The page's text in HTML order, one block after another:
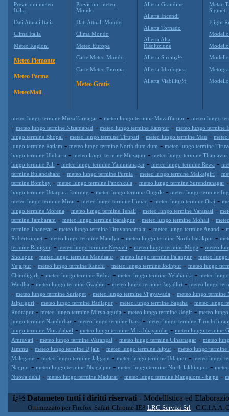
Previsioni meteo
Italia
Dati Attuali Italia
Clima Italia
Meteo Regioni
Meteo Piemonte
Meteo Parma
MeteoMail
Previsioni meteo
Mondo
Dati Attuali Mondo
Clima Mondo
Meteo Europa
Carte Meteo Mondo
Carte Meteo Europa
Meteo Gratis
Allerta Grandine
Allerta Incendi
Allerta Tornado
Allerta Alta
Risoluzione
Allerta Siccitï¿½
Allerta Idrologica
Allerta Viabilitï¿½
Metar-
Sigmet
Flight
Modello
meteo lungo termine Muzaffarnagar - meteo lungo termine Muzaffarpur - meteo lungo
- meteo lungo termine Nizamabad - meteo lungo termine Rampur - meteo lungo termine
lungo termine Bhopal - meteo lungo termine Tirupati - meteo lungo termine Mau -
lungo termine Ratlam - meteo lungo termine North dum dum - meteo lungo termine
lungo termine Ulubaria - meteo lungo termine Mirzapur - meteo lungo termine Thanjavur
lungo termine Pali - meteo lungo termine Yamunanagar - meteo lungo termine Rewa -
termine Bulandshahr - meteo lungo termine Purnia - meteo lungo termine Malkajgiri -
termine Bombay - meteo lungo termine Panchkula - meteo lungo termine Surendranagar
lungo termine Uttarpara-kotrung - meteo lungo termine Ongole - meteo lungo termine
meteo lungo termine Mirat - meteo lungo termine Unnao - meteo lungo termine Orai -
lungo termine Morena - meteo lungo termine Tenali - meteo lungo termine Varanasi -
termine Tambaram - meteo lungo termine Barakpur - meteo lungo termine Mohali -
termine Thanesar - meteo lungo termine Tiruvannamalai - meteo lungo termine Anand -
Robertsonpet - meteo lungo termine Mandya - meteo lungo termine North barakpur -
termine Raniganj - meteo lungo termine Neyveli - meteo lungo termine Moga - meteo
Sholapur - meteo lungo termine Mandsaur - meteo lungo termine Palanpur - meteo
Vejalpur - meteo lungo termine Ranchi - meteo lungo termine Jodhpur - meteo lungo
Chandigarh - meteo lungo termine Rishra - meteo lungo termine Yelahanka - meteo
Wardha - meteo lungo termine Gwalior - meteo lungo termine Jagadhri - meteo lungo
- meteo lungo termine Suriapet - meteo lungo termine Vijayawada - meteo lungo termine
Jalpaiguri - meteo lungo termine Badlapur - meteo lungo termine Bagaha - meteo lungo
Rudrapur - meteo lungo termine Miryalaguda - meteo lungo termine Udgir - meteo
lungo termine Nandurbar - meteo lungo termine Itarsi - meteo lungo termine
lungo termine Moradabad - meteo lungo termine Mira bhayandar - meteo lungo termine
Amravati - meteo lungo termine Warangal - meteo lungo termine Ulhasnagar - meteo
Jammu - meteo lungo termine Ujjain - meteo lungo termine Jaipur - meteo lungo termine
Malegaon - meteo lungo termine Jalgaon - meteo lungo termine Udaipur - meteo lungo
Nagpur - meteo lungo termine Bhagalpur - meteo lungo termine North lakhimpur -
Nuova dehli - meteo lungo termine Madurai - meteo lungo termine Mangalore - bajpe -
ï¿½ Datameteo tutti i diritti riservati - Modellistica ed
Ottimizzato per Firefox-Safari-Chrome-IE8 LRC Servizi Srl - C.C.I.A.A.